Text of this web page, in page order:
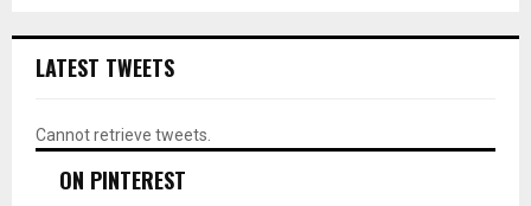
LATEST TWEETS
Cannot retrieve tweets.
ON PINTEREST